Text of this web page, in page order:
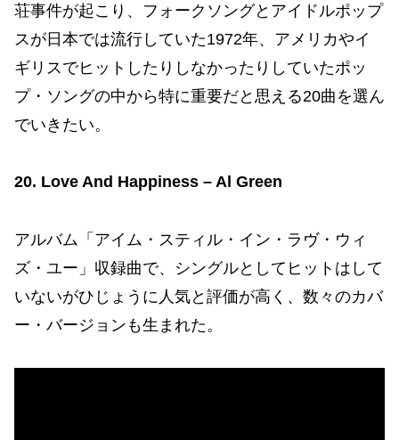
荘事件が起こり、フォークソングとアイドルポップ
スが日本では流行していた1972年、アメリカやイ
ギリスでヒットしたりしなかったりしていたポッ
プ・ソングの中から特に重要だと思える20曲を選ん
でいきたい。
20. Love And Happiness – Al Green
アルバム「アイム・スティル・イン・ラヴ・ウィ
ズ・ユー」収録曲で、シングルとしてヒットはして
いないがひじょうに人気と評価が高く、数々のカバ
ー・バージョンも生まれた。